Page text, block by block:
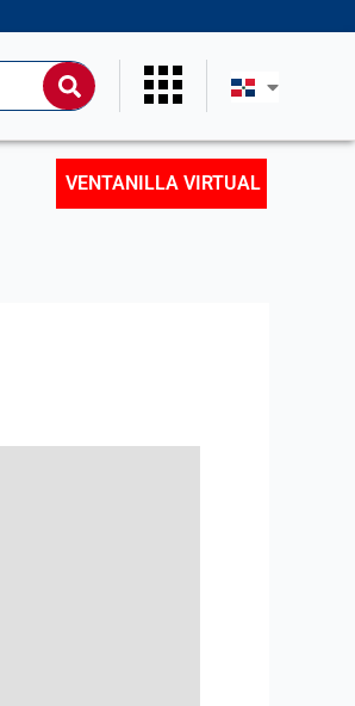
VENTANILLA VIRTUAL